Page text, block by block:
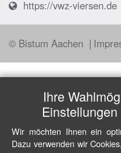
https://vwz-viersen.de
© Bistum Aachen
Ihre
Wir möchten Ihnen ein
Dazu verwenden wir